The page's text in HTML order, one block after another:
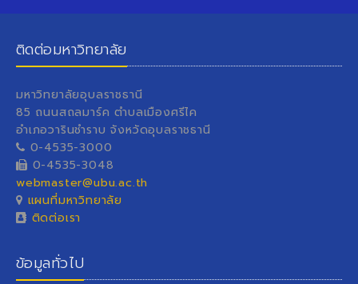
ติดต่อมหาวิทยาลัย
มหาวิทยาลัยอุบลราชธานี
85 ถนนสถลมาร์ค ตำบลเมืองศรีไค
อำเภอวารินชำราบ จังหวัดอุบลราชธานี
0-4535-3000
0-4535-3048
webmaster@ubu.ac.th
แผนที่มหาวิทยาลัย
ติดต่อเรา
ข้อมูลทั่วไป